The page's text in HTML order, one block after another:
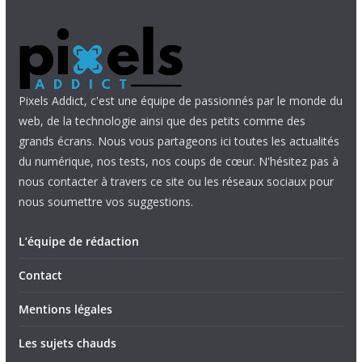
Pixels Addict, c'est une équipe de passionnés par le monde du
web, de la technologie ainsi que des petits comme des
grands écrans. Nous vous partageons ici toutes les actualités
du numérique, nos tests, nos coups de cœur. N'hésitez pas à
nous contacter à travers ce site ou les réseaux sociaux pour
nous soumettre vos suggestions.
L’équipe de rédaction
Contact
Mentions légales
Les sujets chauds